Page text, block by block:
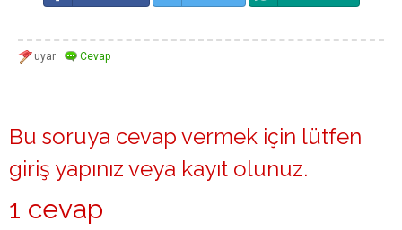
Bu soruya cevap vermek için lütfen
giriş yapınız veya kayıt olunuz.
1 cevap